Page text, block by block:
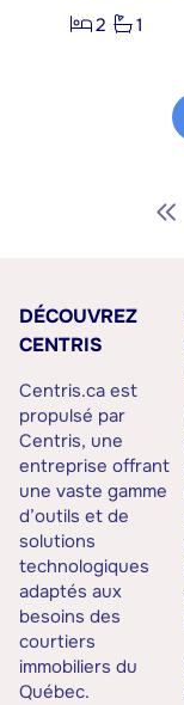
2
1
DÉCOUVREZ
CENTRIS
Centris.ca est
propulsé par
Centris, une
entreprise offrant
une vaste gamme
d’outils et de
solutions
technologiques
adaptés aux
besoins des
courtiers
immobiliers du
Québec.